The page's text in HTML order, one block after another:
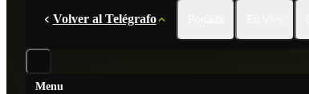
Volver al Telégrafo
Menu